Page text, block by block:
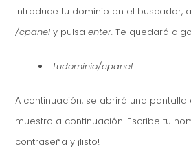
Introduce tu dominio en el buscador,
/cpanel y pulsa enter. Te quedará
tudominio/cpanel
A continuación, se abrirá una
muestro a continuación. Escribe tu
contraseña y ¡listo!